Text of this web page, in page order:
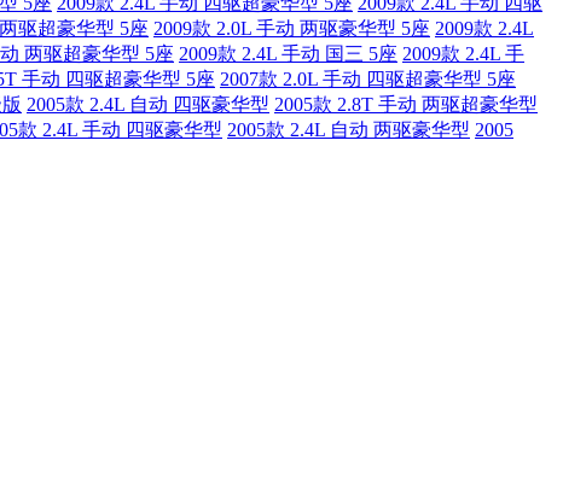
驱超豪华型 5座 2009款 2.0L 手动 两驱豪华型 5座 2009款 2.4L
两驱超豪华型 5座 2009款 2.4L 手动 国三 5座 2009款 2.4L 手
手动 四驱超豪华型 5座 2007款 2.0L 手动 四驱超豪华型 5座
2005款 2.4L 自动 四驱豪华型 2005款 2.8T 手动 两驱超豪华型
款 2.4L 手动 四驱豪华型 2005款 2.4L 自动 两驱豪华型 2005